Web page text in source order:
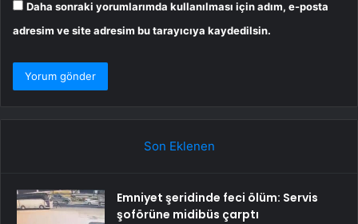
Daha sonraki yorumlarımda kullanılması için adım, e-posta
adresim ve site adresim bu tarayıcıya kaydedilsin.
Son Eklenen
Emniyet şeridinde feci ölüm: Servis
şoförüne midibüs çarptı